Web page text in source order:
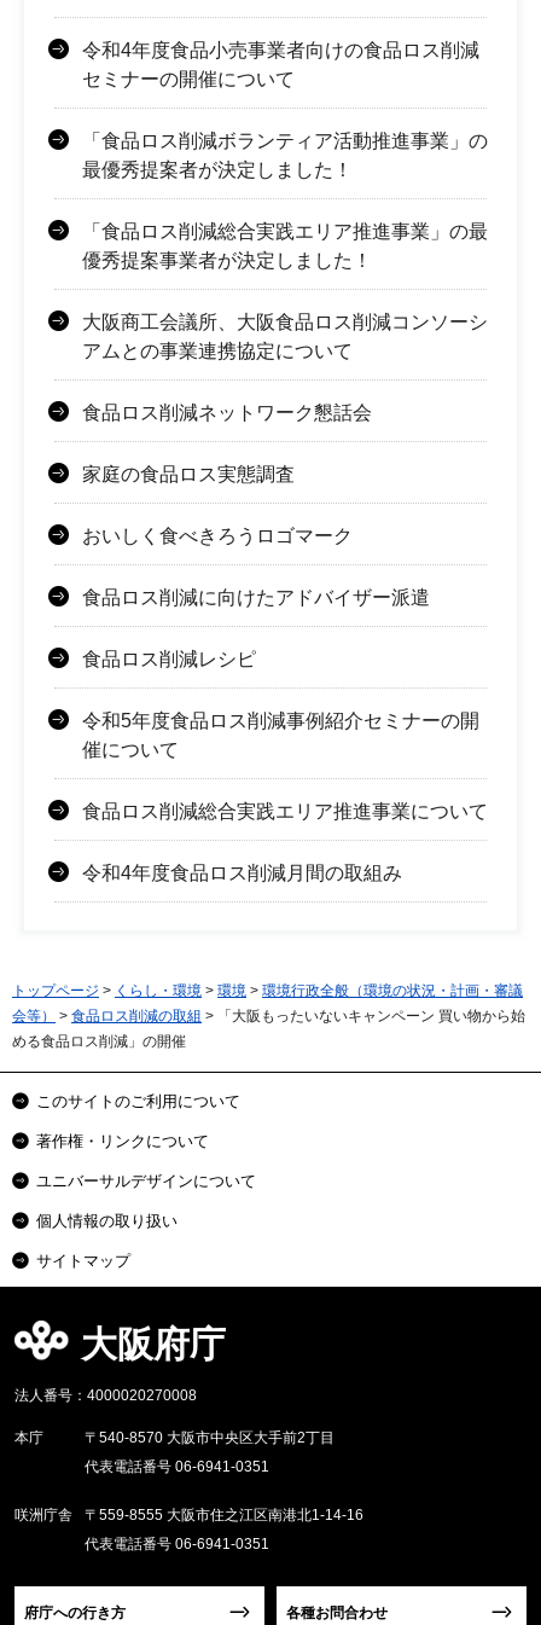
令和4年度食品小売事業者向けの食品ロス削減
セミナーの開催について
「食品ロス削減ボランティア活動推進事業」の
最優秀提案者が決定しました！
「食品ロス削減総合実践エリア推進事業」の最
優秀提案事業者が決定しました！
大阪商工会議所、大阪食品ロス削減コンソーシ
アムとの事業連携協定について
食品ロス削減ネットワーク懇話会
家庭の食品ロス実態調査
おいしく食べきろうロゴマーク
食品ロス削減に向けたアドバイザー派遣
食品ロス削減レシピ
令和5年度食品ロス削減事例紹介セミナーの開
催について
食品ロス削減総合実践エリア推進事業について
令和4年度食品ロス削減月間の取組み
トップページ > くらし・環境 > 環境 > 環境行政全般（環境の状況・計画・審議
会等）
> 食品ロス削減の取組 > 「大阪もったいないキャンペーン 買い物から始
める食品ロス削減」の開催
このサイトのご利用について
著作権・リンクについて
ユニバーサルデザインについて
個人情報の取り扱い
サイトマップ
大阪府庁
法人番号：4000020270008
本庁
〒540-8570 大阪市中央区大手前2丁目
代表電話番号 06-6941-0351
咲洲庁舎
〒559-8555 大阪市住之江区南港北1-14-16
代表電話番号 06-6941-0351
府庁への行き方 各種お問合わせ